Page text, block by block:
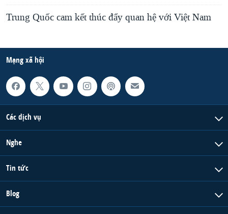
Trung Quốc cam kết thúc đẩy quan hệ với Việt Nam
Mạng xã hội
Các dịch vụ
Nghe
Tin tức
Blog